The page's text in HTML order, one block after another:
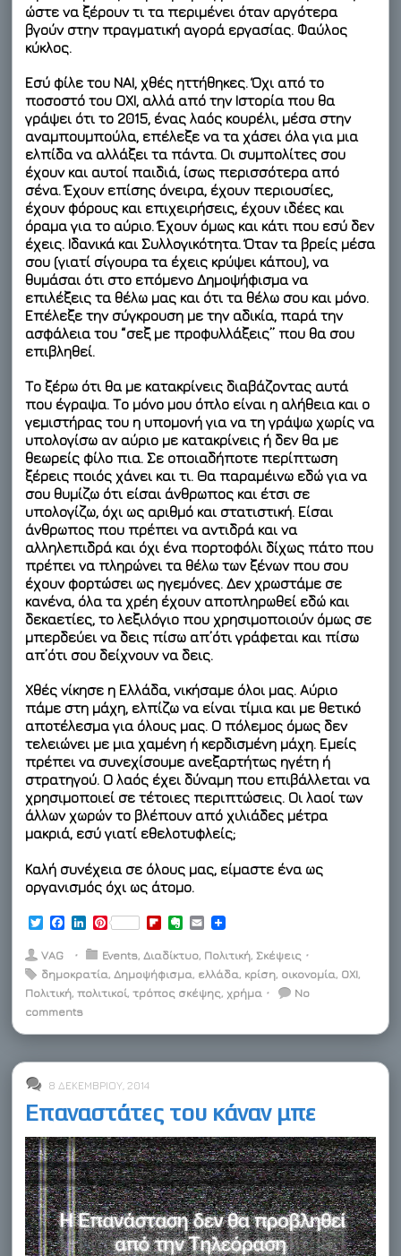
ώστε να ξέρουν τι τα περιμένει όταν αργότερα
βγούν στην πραγματική αγορά εργασίας. Φαύλος
κύκλος.
Εσύ φίλε του ΝΑΙ, χθές ηττήθηκες. Όχι από το
ποσοστό του ΟΧΙ, αλλά από την Ιστορία που θα
γράψει ότι το 2015, ένας λαός κουρέλι, μέσα στην
αναμπουμπούλα, επέλεξε να τα χάσει όλα για μια
ελπίδα να αλλάξει τα πάντα. Οι συμπολίτες σου
έχουν και αυτοί παιδιά, ίσως περισσότερα από
σένα. Έχουν επίσης όνειρα, έχουν περιουσίες,
έχουν φόρους και επιχειρήσεις, έχουν ιδέες και
όραμα για το αύριο. Έχουν όμως και κάτι που εσύ δεν
έχεις. Ιδανικά και Συλλογικότητα. Όταν τα βρείς μέσα
σου (γιατί σίγουρα τα έχεις κρύψει κάπου), να
θυμάσαι ότι στο επόμενο Δημοψήφισμα να
επιλέξεις τα θέλω μας και ότι τα θέλω σου και μόνο.
Επέλεξε την σύγκρουση με την αδικία, παρά την
ασφάλεια του “σεξ με προφυλλάξεις” που θα σου
επιβληθεί.
Το ξέρω ότι θα με κατακρίνεις διαβάζοντας αυτά
που έγραψα. Το μόνο μου όπλο είναι η αλήθεια και ο
γεμιστήρας του η υπομονή για να τη γράψω χωρίς να
υπολογίσω αν αύριο με κατακρίνεις ή δεν θα με
θεωρείς φίλο πια. Σε οποιαδήποτε περίπτωση
ξέρεις ποιός χάνει και τι. Θα παραμέινω εδώ για να
σου θυμίζω ότι είσαι άνθρωπος και έτσι σε
υπολογίζω, όχι ως αριθμό και στατιστική. Είσαι
άνθρωπος που πρέπει να αντιδρά και να
αλληλεπιδρά και όχι ένα πορτοφόλι δίχως πάτο που
πρέπει να πληρώνει τα θέλω των ξένων που σου
έχουν φορτώσει ως ηγεμόνες. Δεν χρωστάμε σε
κανένα, όλα τα χρέη έχουν αποπληρωθεί εδώ και
δεκαετίες, το λεξιλόγιο που χρησιμοποιούν όμως σε
μπερδεύει να δεις πίσω απ’ότι γράφεται και πίσω
απ’ότι σου δείχνουν να δεις.
Χθές νίκησε η Ελλάδα, νικήσαμε όλοι μας. Αύριο
πάμε στη μάχη, ελπίζω να είναι τίμια και με θετικό
αποτέλεσμα για όλους μας. Ο πόλεμος όμως δεν
τελειώνει με μια χαμένη ή κερδισμένη μάχη. Εμείς
πρέπει να συνεχίσουμε ανεξαρτήτως ηγέτη ή
στρατηγού. Ο λαός έχει δύναμη που επιβάλλεται να
χρησιμοποιεί σε τέτοιες περιπτώσεις. Οι λαοί των
άλλων χωρών το βλέπουν από χιλιάδες μέτρα
μακριά, εσύ γιατί εθελοτυφλείς;
Καλή συνέχεια σε όλους μας, είμαστε ένα ως
οργανισμός όχι ως άτομο.
T
i
t
t
e
r
F
b
o
o
L
n
e
d
P
n
e
r
t
F
i
b
o
d
e
n
o
E
a
l
VAG ⋅ Events,Διαδίκτυο, Πολιτική,Σκέψεις ⋅
δημοκρατία,Δημοψήφισμα, ελλάδα, κρίση, οικονομία, ΟΧΙ,
Πολιτική,πολιτικοί,τρόπος σκέψης, χρήμα ⋅
No
comments
8 ΔΕΚΕΜΒΡΊΟΥ, 2014
Επαναστάτες του κάναν μπε